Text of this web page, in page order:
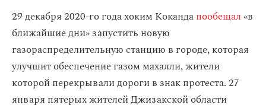
29 декабря 2020-го года хоким Кокандапообещал«в
ближайшие дни» запустить новую
газораспределительную станцию в городе, которая
улучшит обеспечение газом махалли, жители
которой перекрывали дороги в знак протеста. 27
января пятерых жителей Джизакской области